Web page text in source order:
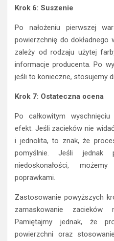
Krok 6: Suszenie
Po nałożeniu pierwszej
powierzchnię do dokładnego
zależy od rodzaju użytej
informacje producenta. Po
jeśli to konieczne, stosujemy
Krok 7: Ostateczna ocena
Po całkowitym
efekt. Jeśli zacieków nie
i jednolita, to znak, że
pomyślnie. Jeśli jednak
niedoskonałości,
poprawkami.
Zastosowanie powyższych
zamaskowanie
Pamiętajmy jednak, że
powierzchni oraz